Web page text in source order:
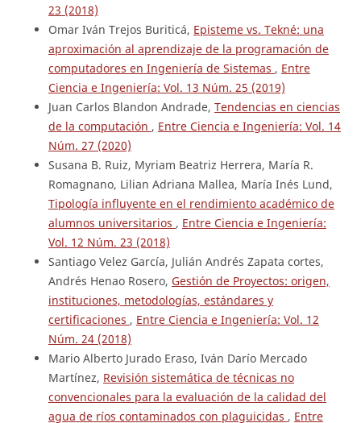
23 (2018)
Omar Iván Trejos Buriticá, Episteme vs. Tekné: una
aproximación al aprendizaje de la programación de
computadores en Ingeniería de Sistemas , Entre
Ciencia e Ingeniería: Vol. 13 Núm. 25 (2019)
Juan Carlos Blandon Andrade, Tendencias en ciencias
de la computación , Entre Ciencia e Ingeniería: Vol. 14
Núm. 27 (2020)
Susana B. Ruiz, Myriam Beatriz Herrera, María R.
Romagnano, Lilian Adriana Mallea, María Inés Lund,
Tipología influyente en el rendimiento académico de
alumnos universitarios , Entre Ciencia e Ingeniería:
Vol. 12 Núm. 23 (2018)
Santiago Velez García, Julián Andrés Zapata cortes,
Andrés Henao Rosero, Gestión de Proyectos: origen,
instituciones, metodologías, estándares y
certificaciones , Entre Ciencia e Ingeniería: Vol. 12
Núm. 24 (2018)
Mario Alberto Jurado Eraso, Iván Darío Mercado
Martínez, Revisión sistemática de técnicas no
convencionales para la evaluación de la calidad del
agua de ríos contaminados con plaguicidas , Entre